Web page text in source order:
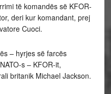
të komandës së KFOR-
deri kur komandant, prej
Cuoci.
– hyrjes së farcës
s – KFOR-it,
britanik Michael Jackson.